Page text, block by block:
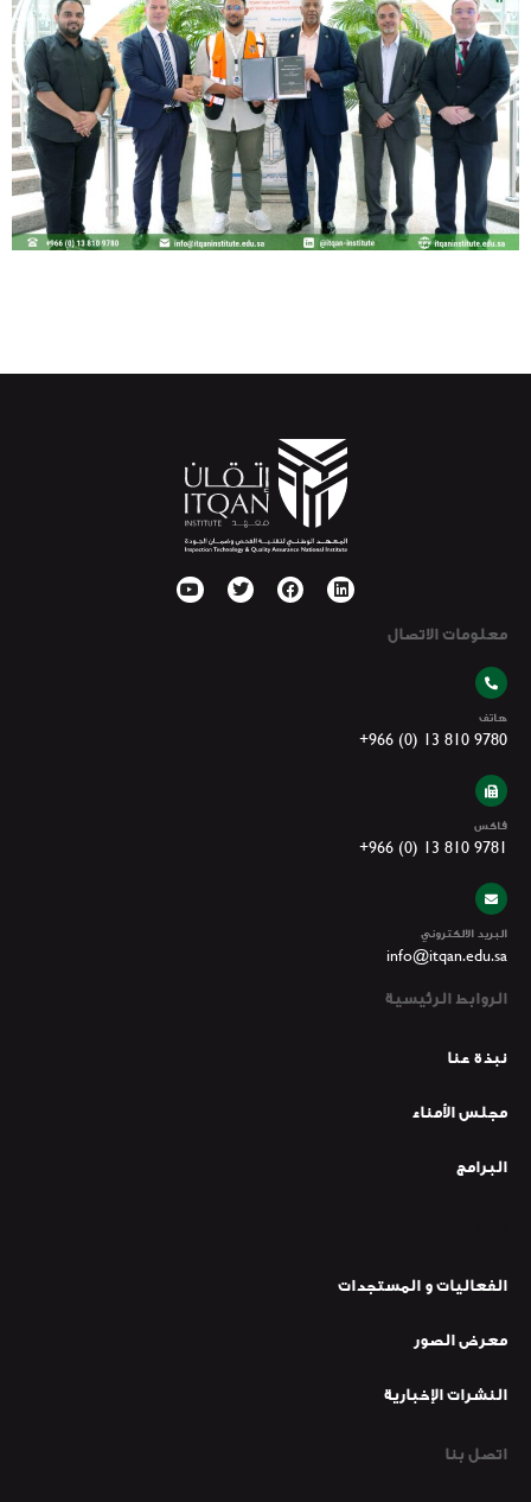
معلومات الاتصال
هاتف
+966 (0) 13 810 9780
فاكس
+966 (0) 13 810 9781
البريد الالكتروني
info@itqan.edu.sa
الروابط الرئيسية
نبذة عنا
مجلس الأمناء
البرامج
الفعاليات و المستجدات
معرض الصور
النشرات الإخبارية
اتصل بنا